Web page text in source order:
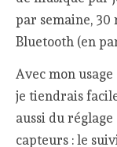
par semaine, 30
Bluetooth (en
Avec mon
je tiendrais
aussi du
capteurs : le